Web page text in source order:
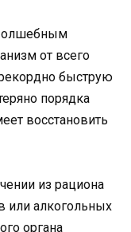
от всего
быструю
порядка
восстановить
из рациона
или алкогольных
органа